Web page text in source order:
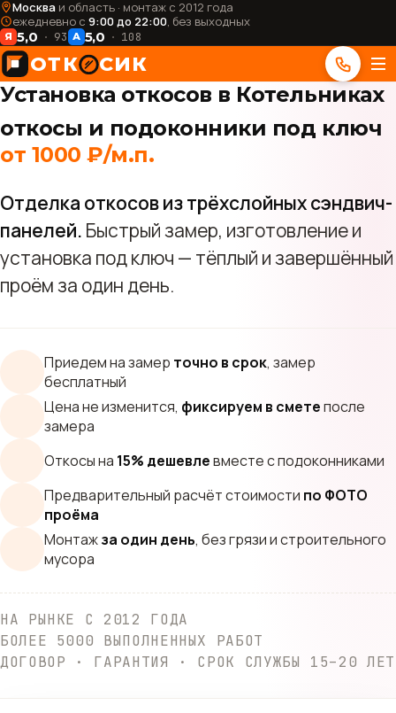
Москва и область · монтаж с 2012 года
ежедневно с 9:00 до 22:00, без выходных
Я 5,0 93 А 5,0 108
ОТК СИК
Установка откосов в Котельниках
откосы и подоконники под ключ
от 1000 ₽/м.п.
Отделка откосов из трёхслойных сэндвич-
панелей. Быстрый замер, изготовление и
установка под ключ — тёплый и завершённый
проём за один день.
Приедем на замер точно в срок, замер
бесплатный
Цена не изменится, фиксируем в сметепосле
замера
Откосы на 15% дешевлевместе с подоконниками
Предварительный расчёт стоимости по ФОТО
проёма
Монтажза один день, без грязи и строительного
мусора
НА РЫНКЕ С 2012 ГОДА
БОЛЕЕ 5000 ВЫПОЛНЕННЫХ РАБОТ
ДОГОВОР · ГАРАНТИЯ · СРОК СЛУЖБЫ 15–20 ЛЕТ